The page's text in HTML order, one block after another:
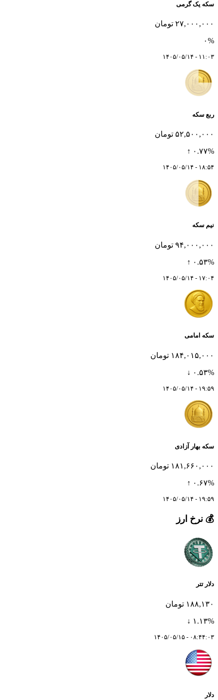
سکه یک گرمی
۲۷,۰۰۰,۰۰۰ تومان
۰%
۱۱:۰۳ - ۱۴۰۵/۰۵/۱۴
ربع سکه
۵۲,۵۰۰,۰۰۰ تومان
۰.۷۷% ↑
۱۸:۵۴ - ۱۴۰۵/۰۵/۱۴
نیم سکه
۹۴,۰۰۰,۰۰۰ تومان
۰.۵۳% ↑
۱۷:۰۴ - ۱۴۰۵/۰۵/۱۴
سکه امامی
۱۸۴,۰۱۵,۰۰۰ تومان
۰.۵۳% ↓
۱۹:۵۹ - ۱۴۰۵/۰۵/۱۴
سکه بهار آزادی
۱۸۱,۶۶۰,۰۰۰ تومان
۰.۶۷% ↑
۱۹:۵۹ - ۱۴۰۵/۰۵/۱۴
💰 نرخ ارز
دلار تتر
۱۸۸,۱۳۰ تومان
۱.۱۳% ↓
۰۸:۴۴:۰۳ - ۱۴۰۵/۰۵/۱۵
دلار